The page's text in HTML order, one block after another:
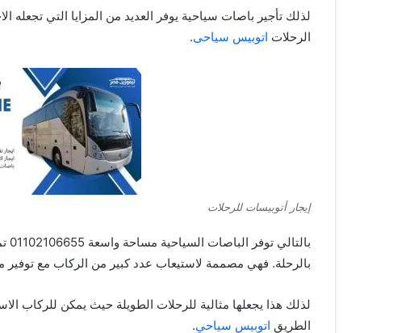
لذلك تأجير باصات سياحية يوفر العديد من المزايا التي تجعله
الرحلات اتوبيس سياحى.
إيجار أتوبيسات للرحلات
بالرحلة. فهي مصممة لاستيعاب عدد كبير من الركاب مع توفير
لذلك هذا يجعلها مثالية للرحلات الطويلة حيث يمكن للركاب
الطريق اتوبيس سياحي.